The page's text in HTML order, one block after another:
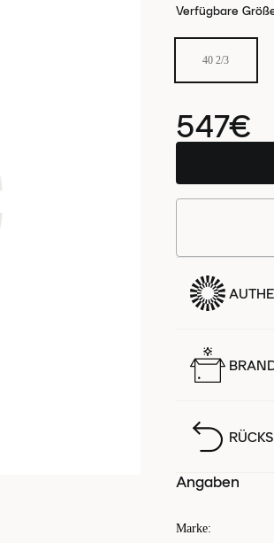
Verfügbare
40 2/3
547€
Angaben
Marke: